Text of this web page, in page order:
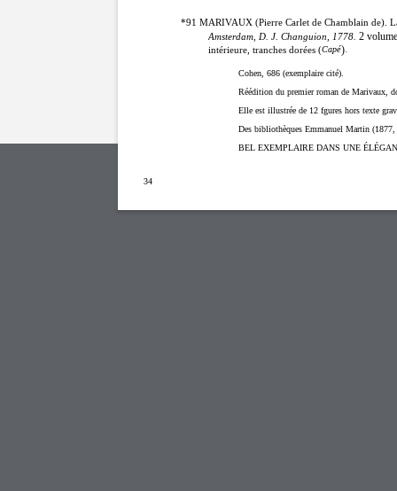
34
*91 MARIVAUX (Pierre Carlet de Chamblain de).
Amsterdam, D. J. Changuion, 1778. 2
intérieure, tranches dorées (Capé).
Cohen, 686 (exemplaire cité).
Réédition du premier roman de Marivaux,
Elle est illustrée de 12 fgures hors texte
Des bibliothèques Emmanuel Martin
BEL EXEMPLAIRE DANS UNE